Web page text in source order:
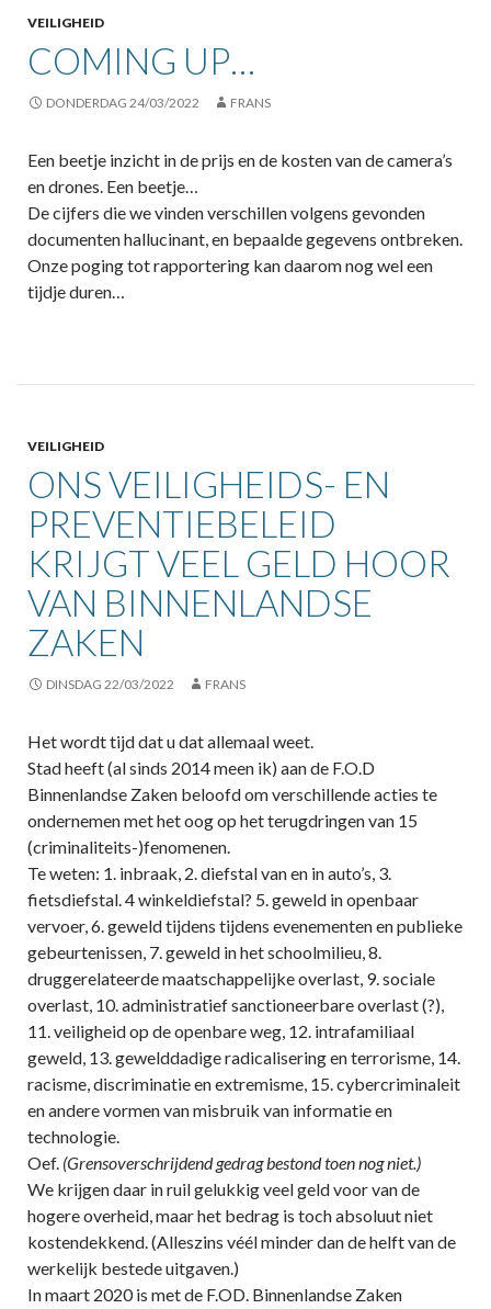
VEILIGHEID
COMING UP…
DONDERDAG 24/03/2022 FRANS
Een beetje inzicht in de prijs en de kosten van de camera’s
en drones. Een beetje…
De cijfers die we vinden verschillen volgens gevonden
documenten hallucinant, en bepaalde gegevens ontbreken.
Onze poging tot rapportering kan daarom nog wel een
tijdje duren…
VEILIGHEID
ONS VEILIGHEIDS- EN
PREVENTIEBELEID
KRIJGT VEEL GELD HOOR
VAN BINNENLANDSE
ZAKEN
DINSDAG 22/03/2022 FRANS
Het wordt tijd dat u dat allemaal weet.
Stad heeft (al sinds 2014 meen ik) aan de F.O.D
Binnenlandse Zaken beloofd om verschillende acties te
ondernemen met het oog op het terugdringen van 15
(criminaliteits-)fenomenen.
Te weten: 1. inbraak, 2. diefstal van en in auto’s, 3.
fietsdiefstal. 4 winkeldiefstal? 5. geweld in openbaar
vervoer, 6. geweld tijdens tijdens evenementen en publieke
gebeurtenissen, 7. geweld in het schoolmilieu, 8.
druggerelateerde maatschappelijke overlast, 9. sociale
overlast, 10. administratief sanctioneerbare overlast (?),
11. veiligheid op de openbare weg, 12. intrafamiliaal
geweld, 13. gewelddadige radicalisering en terrorisme, 14.
racisme, discriminatie en extremisme, 15. cybercriminaleit
en andere vormen van misbruik van informatie en
technologie.
Oef. (Grensoverschrijdend gedrag bestond toen nog niet.)
We krijgen daar in ruil gelukkig veel geld voor van de
hogere overheid, maar het bedrag is toch absoluut niet
kostendekkend. (Alleszins véél minder dan de helft van de
werkelijk bestede uitgaven.)
In maart 2020 is met de F.OD. Binnenlandse Zaken